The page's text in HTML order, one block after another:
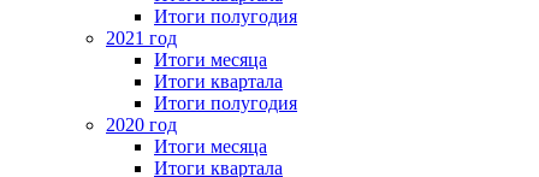
Итоги полугодия
2021 год
Итоги месяца
Итоги квартала
Итоги полугодия
2020 год
Итоги месяца
Итоги квартала